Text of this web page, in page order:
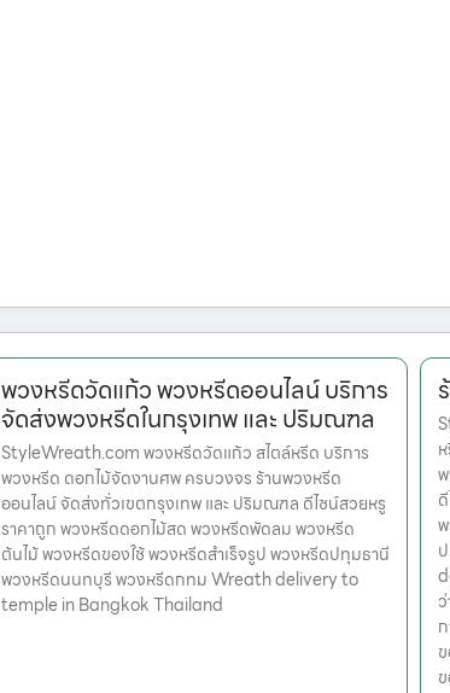
พวงหรีดวัดแก้ว พวงหรีดออนไลน์ บริการ
จัดส่งพวงหรีดในกรุงเทพ และ ปริมณฑล
StyleWreath.com พวงหรีดวัดแก้ว สไตล์หรีด บริการ
พวงหรีด ดอกไม้จัดงานศพ ครบวงจร ร้านพวงหรีด
ออนไลน์ จัดส่งทั่วเขตกรุงเทพ และ ปริมณฑล ดีไซน์สวยหรู
ราคาถูก พวงหรีดดอกไม้สด พวงหรีดพัดลม พวงหรีด
ต้นไม้ พวงหรีดของใช้ พวงหรีดสำเร็จรูป พวงหรีดปทุมธานี
พวงหรีดนนทบุรี พวงหรีดกทม Wreath delivery to
temple in Bangkok Thailand